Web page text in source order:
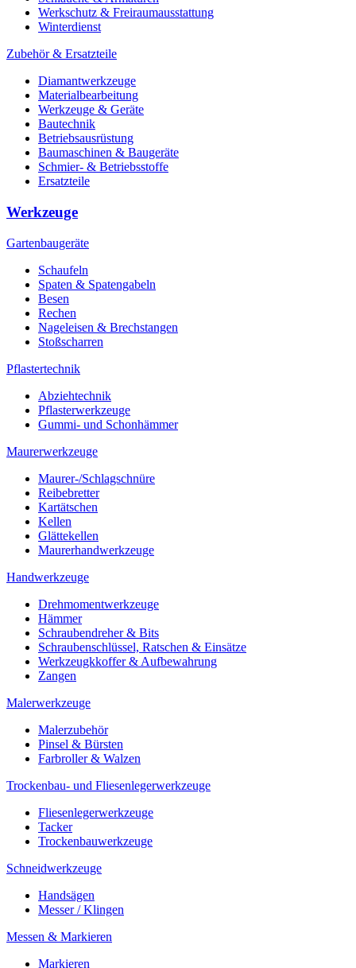
Werkschutz & Freiraumausstattung
Winterdienst
Zubehör & Ersatzteile
Diamantwerkzeuge
Materialbearbeitung
Werkzeuge & Geräte
Bautechnik
Betriebsausrüstung
Baumaschinen & Baugeräte
Schmier- & Betriebsstoffe
Ersatzteile
Werkzeuge
Gartenbaugeräte
Schaufeln
Spaten & Spatengabeln
Besen
Rechen
Nageleisen & Brechstangen
Stoßscharren
Pflastertechnik
Abziehtechnik
Pflasterwerkzeuge
Gummi- und Schonhämmer
Maurerwerkzeuge
Maurer-/Schlagschnüre
Reibebretter
Kartätschen
Kellen
Glättekellen
Maurerhandwerkzeuge
Handwerkzeuge
Drehmomentwerkzeuge
Hämmer
Schraubendreher & Bits
Schraubenschlüssel, Ratschen & Einsätze
Werkzeugkkoffer & Aufbewahrung
Zangen
Malerwerkzeuge
Malerzubehör
Pinsel & Bürsten
Farbroller & Walzen
Trockenbau- und Fliesenlegerwerkzeuge
Fliesenlegerwerkzeuge
Tacker
Trockenbauwerkzeuge
Schneidwerkzeuge
Handsägen
Messer / Klingen
Messen & Markieren
Markieren